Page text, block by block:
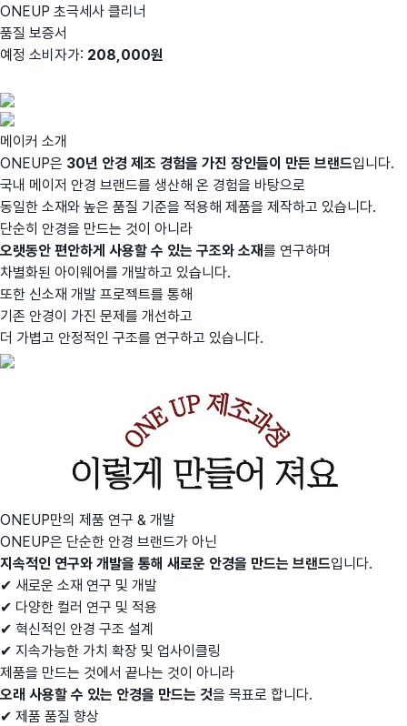
ONEUP 초극세사 클리너
품질 보증서
예정 소비자가: 208 ,000원
메이커 소개
ONEUP은 30년 안경 제조 경험을 가진 장인들이 만든 브랜드입니다.
국내 메이저 안경 브랜드를 생산해 온 경험을 바탕으로
동일한 소재와 높은 품질 기준을 적용해 제품을 제작하고 있습니다.
단순히 안경을 만드는 것이 아니라
오랫동안 편안하게 사용할 수 있는 구조와 소재를 연구하며
차별화된 아이웨어를 개발하고 있습니다.
또한 신소재 개발 프로젝트를 통해
기존 안경이 가진 문제를 개선하고
더 가볍고 안정적인 구조를 연구하고 있습니다.
ONEUP만의 제품 연구 & 개발
ONEUP은 단순한 안경 브랜드가 아닌
지속적인 연구와 개발을 통해 새로운 안경을 만드는 브랜드입니다.
✔ 새로운 소재 연구 및 개발
✔ 다양한 컬러 연구 및 적용
✔ 혁신적인 안경 구조 설계
✔ 지속가능한 가치 확장 및 업사이클링
제품을 만드는 것에서 끝나는 것이 아니라
오래 사용할 수 있는 안경을 만드는 것을 목표로 합니다.
✔ 제품 품질 향상